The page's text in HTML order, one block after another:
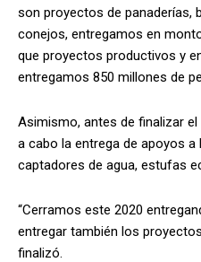
son proyectos de panaderías,
conejos, entregamos en
que proyectos productivos y
entregamos 850 millones de
Asimismo, antes de finalizar
a cabo la entrega de apoyos a
captadores de agua, estufas
“Cerramos este 2020
entregar también los
finalizó.